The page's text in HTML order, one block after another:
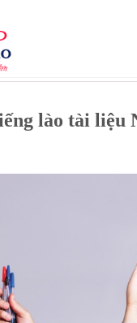
lào tài liệu